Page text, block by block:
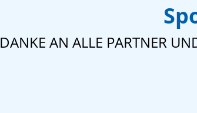
DANKE AN ALLE PARTNER